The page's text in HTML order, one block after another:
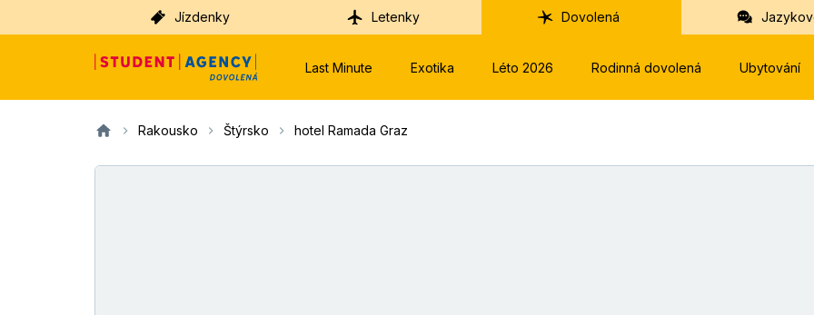
Jízdenky Letenky Dovolená
Last Minute Exotika Léto 2026 Rodinná dovolená Ubytování
Rakousko Štýrsko hotel Ramada Graz